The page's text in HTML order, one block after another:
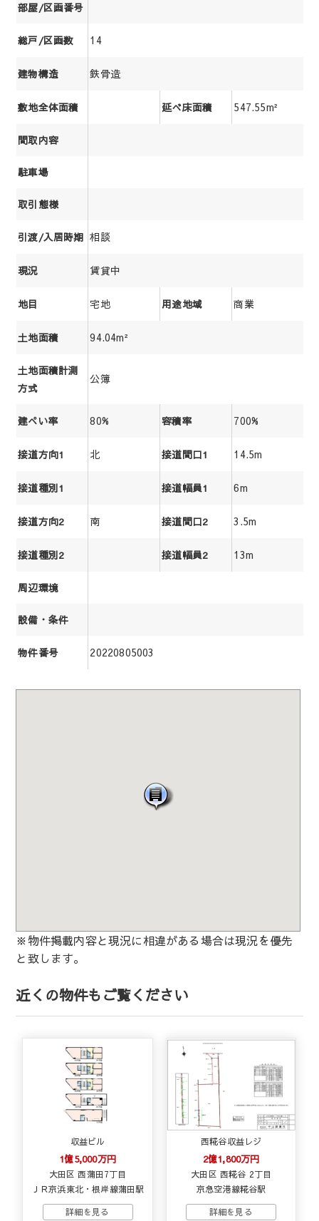
部屋/区画番号
総戸/区画数 14
建物構造 鉄骨造
敷地全体面積 延べ床面積 547.55m²
間取内容
駐車場
取引態様
引渡/入居時期 相談
現況 賃貸中
地目 宅地 用途地域 商業
土地面積 94.04m²
土地面積計測
方式
公簿
建ぺい率 80% 容積率 700%
接道方向1 北 接道間口1 14.5m
接道種別1 接道幅員1 6m
接道方向2 南 接道間口2 3.5m
接道種別2 接道幅員2 13m
周辺環境
設備・条件
物件番号 20220805003
※物件掲載内容と現況に相違がある場合は現況を優先
と致します。
近くの物件もご覧ください
収益ビル
1億5,000万円
大田区 西蒲田7丁目
ＪＲ京浜東北・根岸線蒲田駅
西糀谷収益レジ
2億1,800万円
大田区 西糀谷 2丁目
京急空港線糀谷駅